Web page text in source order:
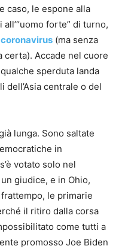
caso, le espone alla
forte” di turno,
coronavirus (ma senza
certa). Accade nel cuore
sperduta landa
centrale o del
lunga. Sono saltate
in
votato solo nel
giudice, e in Ohio,
le primarie
il ritiro dalla corsa
come tutti a
promosso Joe Biden